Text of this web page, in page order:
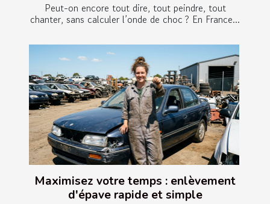
Peut-on encore tout dire, tout peindre, tout
chanter, sans calculer l’onde de choc ? En France...
Maximisez votre temps : enlèvement
d'épave rapide et simple